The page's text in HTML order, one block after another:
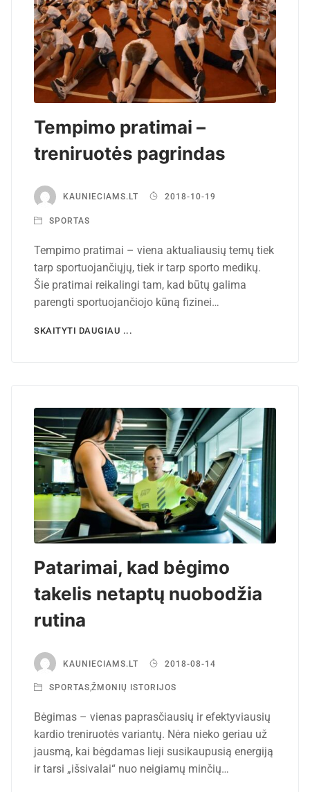
Tempimo pratimai –
treniruotės pagrindas
KAUNIECIAMS.LT 2018-10-19
SPORTAS
Tempimo pratimai – viena aktualiausių temų tiek
tarp sportuojančiųjų, tiek ir tarp sporto medikų.
Šie pratimai reikalingi tam, kad būtų galima
parengti sportuojančiojo kūną fizinei…
SKAITYTI DAUGIAU ...
Patarimai, kad bėgimo
takelis netaptų nuobodžia
rutina
KAUNIECIAMS.LT 2018-08-14
SPORTAS,ŽMONIŲ ISTORIJOS
Bėgimas – vienas paprasčiausių ir efektyviausių
kardio treniruotės variantų. Nėra nieko geriau už
jausmą, kai bėgdamas lieji susikaupusią energiją
ir tarsi „išsivalai“ nuo neigiamų minčių…